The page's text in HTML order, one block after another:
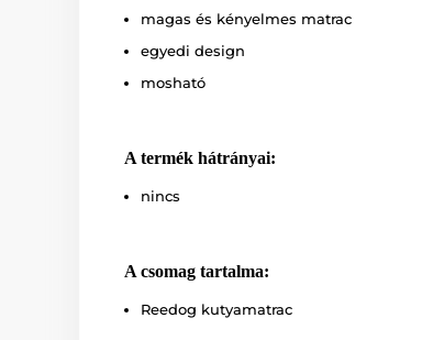
magas és kényelmes matrac
egyedi design
mosható
A termék hátrányai:
nincs
A csomag tartalma:
Reedog kutyamatrac